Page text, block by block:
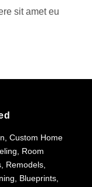
sit amet eu
Custom Home
Room
Remodels,
Blueprints,